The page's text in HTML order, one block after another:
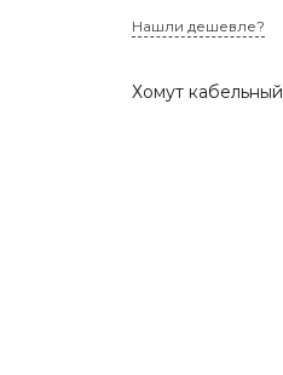
Нашли дешевле?
Хомут